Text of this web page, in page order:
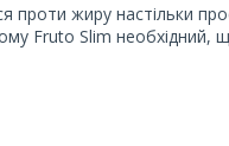
проти жиру настільки
Fruto Slim